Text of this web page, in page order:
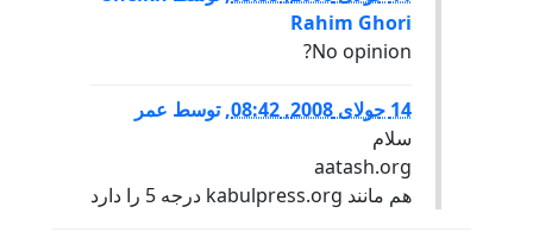
Rahim Ghori
No opinion?
14 جولای 2008, 08:42 ,توسط عمر
سلام
aatash.org
هم مانند kabulpress.org درجه 5 را دارد